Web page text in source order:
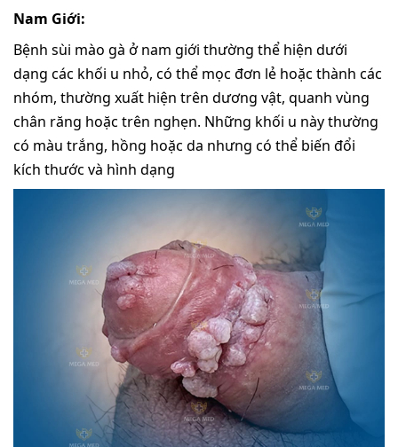
Nam Giới:
Bệnh sùi mào gà ở nam giới thường thể hiện dưới
dạng các khối u nhỏ, có thể mọc đơn lẻ hoặc thành các
nhóm, thường xuất hiện trên dương vật, quanh vùng
chân răng hoặc trên nghẹn. Những khối u này thường
có màu trắng, hồng hoặc da nhưng có thể biến đổi
kích thước và hình dạng